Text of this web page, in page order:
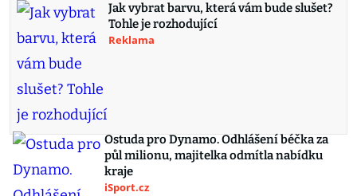
Jak vybrat barvu, která vám bude slušet?
Tohle je rozhodující
Reklama
Ostuda pro Dynamo. Odhlášení béčka za
půl milionu, majitelka odmítla nabídku
kraje
iSport.cz